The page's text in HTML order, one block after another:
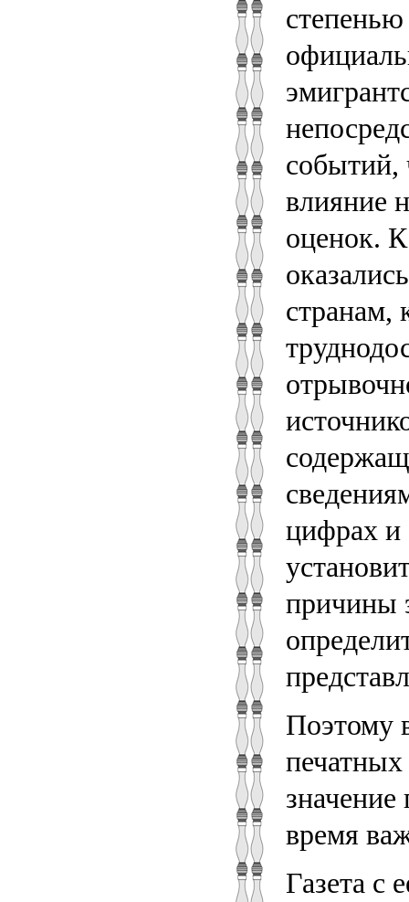
событий,
влияние
оценок.
странам,
цифрах и
причины
Поэтому
значение
время
Газета с